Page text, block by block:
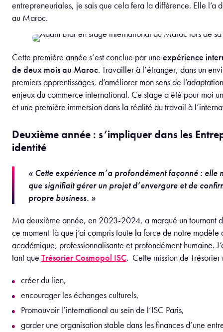
entrepreneuriales, je sais que cela fera la différence. Elle l’a
au Maroc.
Cette première année s’est conclue par une expérience
de deux mois au Maroc. Travailler à l’étranger, dans un
premiers apprentissages, d’améliorer mon sens de
enjeux du commerce international. Ce stage a été pour moi
et une première immersion dans la réalité du travail à
Deuxième année : s’impliquer dans les
identité
« Cette expérience m’a profondément façonné :
que signifiait gérer un projet d’envergure et de
propre business. »
Ma deuxième année, en 2023-2024, a marqué un tournant
ce moment-là que j’ai compris toute la force de notre
académique, professionnalisante et profondément humaine.
tant que TrésorierCosmopol ISC. Cette mission de
créer du lien,
encourager les échanges culturels,
Promouvoir l’international au sein de l’ISC Paris,
garder une organisation stable dans les finances d’une